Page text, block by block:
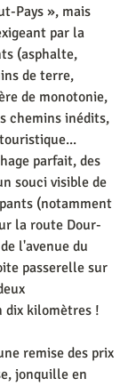
Pays », mais
par la
(asphalte,
de terre,
de monotonie,
chemins inédits,
parfait, des
souci visible de
(notamment
la route Dour-
l'avenue du
passerelle sur
dix kilomètres !
remise des prix
jonquille en